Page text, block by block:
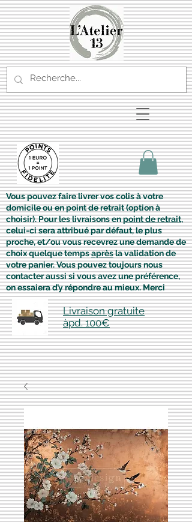
Vous pouvez faire livrer vos colis à votre
domicile ou en point de retrait (option à
choisir). Pour les livraisons enpoint de retrait,
celui-ci sera attribué par défaut, le plus
proche, et/ou vous recevrez une demande de
choix quelque tempsaprèsla validation de
votre panier. Vous pouvez toujours nous
contacter aussi si vous avez une préférence,
on essaiera d’y répondre au mieux. Merci
Livraison gratuite
àpd. 100€